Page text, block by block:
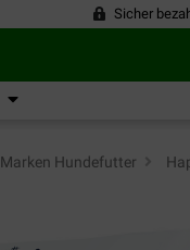
Sicher
Marken Hundefutter